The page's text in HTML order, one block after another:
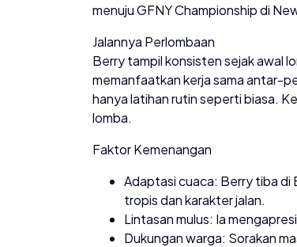
menuju GFNY Championship di
Jalannya Perlombaan
Berry tampil konsisten sejak awal
memanfaatkan kerja sama antar-
hanya latihan rutin seperti biasa.
lomba.
Faktor Kemenangan
Adaptasi cuaca: Berry tiba di
tropis dan karakter jalan.
Lintasan mulus: Ia
Dukungan warga: Sorakan